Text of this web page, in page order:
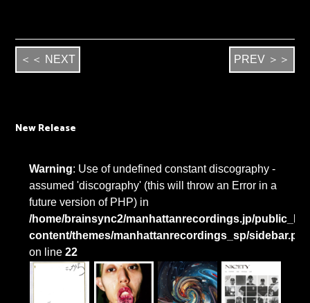
＜＜ NEXT PREV ＞＞
New Release
Warning: Use of undefined constant discography -
assumed 'discography' (this will throw an Error in a
future version of PHP) in
/home/brainsync2/manhattanrecordings.jp/
content/themes/manhattanrecordings_sp/
on line22